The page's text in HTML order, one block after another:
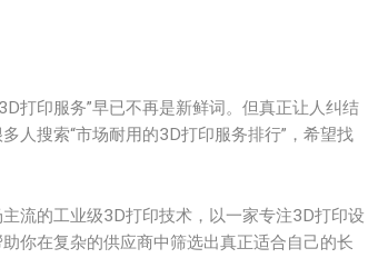
打印服务”早已不再是新鲜词。但真正让人纠结
多人搜索“市场耐用的3D打印服务排行”，希望找
流的工业级3D打印技术，以一家专注3D打印设
你在复杂的供应商中筛选出真正适合自己的长